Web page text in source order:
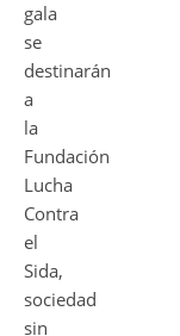
gala
se
destinarán
a
la
Fundación
Lucha
Contra
el
Sida,
sociedad
sin